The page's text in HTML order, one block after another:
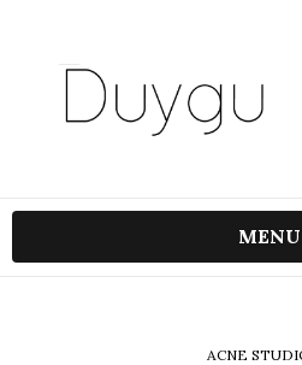
MENU
ACNE